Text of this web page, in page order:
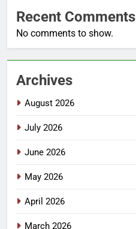
Recent Comments
No comments to show.
Archives
August 2026
July 2026
June 2026
May 2026
April 2026
March 2026